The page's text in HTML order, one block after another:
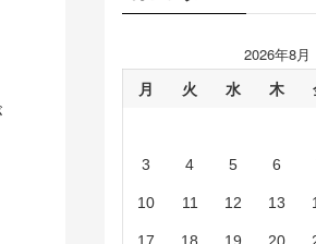
2026年8月
月 火 水 木
3 4 5 6
10 11 12 13
17 18 19 20